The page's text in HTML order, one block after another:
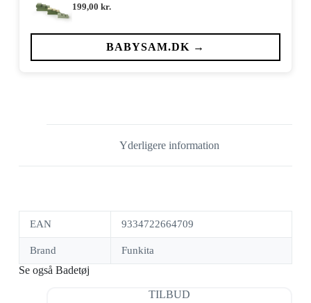
199,00 kr.
BABYSAM.DK →
Yderligere information
EAN 9334722664709
Brand Funkita
Se også Badetøj
TILBUD